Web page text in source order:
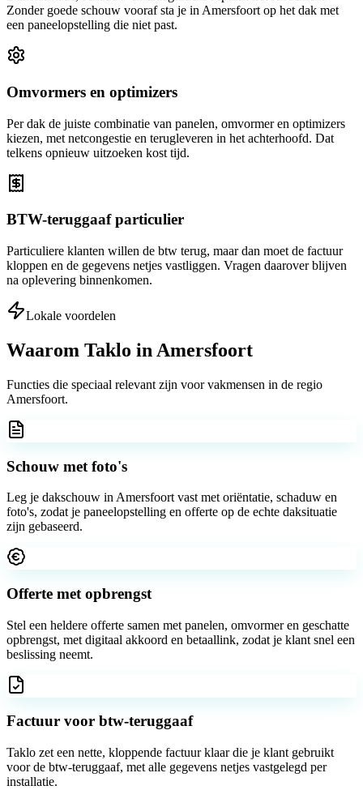
Zonder goede schouw vooraf sta je in Amersfoort op het dak met
een paneelopstelling die niet past.
Omvormers en optimizers
Per dak de juiste combinatie van panelen, omvormer en optimizers
kiezen, met netcongestie en terugleveren in het achterhoofd. Dat
telkens opnieuw uitzoeken kost tijd.
BTW-teruggaaf particulier
Particuliere klanten willen de btw terug, maar dan moet de factuur
kloppen en de gegevens netjes vastliggen. Vragen daarover blijven
na oplevering binnenkomen.
Lokale voordelen
Waarom Taklo in Amersfoort
Functies die speciaal relevant zijn voor vakmensen in de regio
Amersfoort.
Schouw met foto's
Leg je dakschouw in Amersfoort vast met oriëntatie, schaduw en
foto's, zodat je paneelopstelling en offerte op de echte daksituatie
zijn gebaseerd.
Offerte met opbrengst
Stel een heldere offerte samen met panelen, omvormer en geschatte
opbrengst, met digitaal akkoord en betaallink, zodat je klant snel een
beslissing neemt.
Factuur voor btw-teruggaaf
Taklo zet een nette, kloppende factuur klaar die je klant gebruikt
voor de btw-teruggaaf, met alle gegevens netjes vastgelegd per
installatie.